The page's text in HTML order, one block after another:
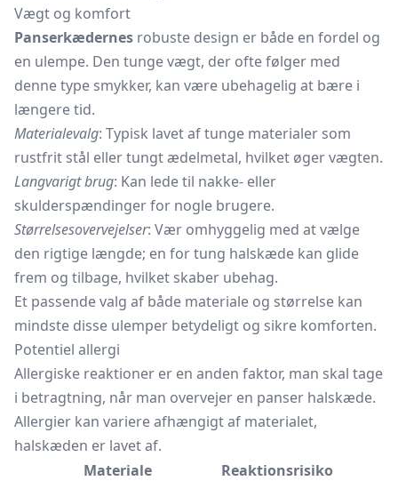
Vægt og komfort
Panserkædernes robuste design er både en fordel og
en ulempe. Den tunge vægt, der ofte følger med
denne type smykker, kan være ubehagelig at bære i
længere tid.
Materialevalg: Typisk lavet af tunge materialer som
rustfrit stål eller tungt ædelmetal, hvilket øger vægten.
Langvarigt brug: Kan lede til nakke- eller
skulderspændinger for nogle brugere.
Størrelsesovervejelser: Vær omhyggelig med at vælge
den rigtige længde; en for tung halskæde kan glide
frem og tilbage, hvilket skaber ubehag.
Et passende valg af både materiale og størrelse kan
mindste disse ulemper betydeligt og sikre komforten.
Potentiel allergi
Allergiske reaktioner er en anden faktor, man skal tage
i betragtning, når man overvejer en panser halskæde.
Allergier kan variere afhængigt af materialet,
halskæden er lavet af.
Materiale
Reaktionsrisiko